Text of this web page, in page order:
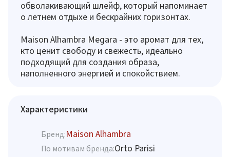
обволакивающий шлейф, который напоминает
о летнем отдыхе и бескрайних горизонтах.
Maison Alhambra Megara - это аромат для тех,
кто ценит свободу и свежесть, идеально
подходящий для создания образа,
наполненного энергией и спокойствием.
Характеристики
Бренд:Maison Alhambra
По мотивам бренда:Orto Parisi